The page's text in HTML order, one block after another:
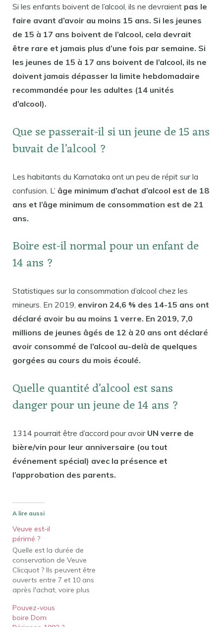
Si les enfants boivent de l’alcool, ils ne devraient pas le
faire avant d’avoir au moins 15 ans. Si les jeunes
de 15 à 17 ans boivent de l’alcool, cela devrait
être rare et jamais plus d’une fois par semaine. Si
les jeunes de 15 à 17 ans boivent de l’alcool, ils ne
doivent jamais dépasser la limite hebdomadaire
recommandée pour les adultes (14 unités
d’alcool).
Que se passerait-il si un jeune de 15 ans
buvait de l’alcool ?
Les habitants du Karnataka ont un peu de répit sur la
confusion. L’ âge minimum d’achat d’alcool est de 18
ans et l’âge minimum de consommation est de 21
ans.
Boire est-il normal pour un enfant de
14 ans ?
Statistiques sur la consommation d’alcool chez les
mineurs. En 2019, environ 24,6 % des 14-15 ans ont
déclaré avoir bu au moins 1 verre. En 2019, 7,0
millions de jeunes âgés de 12 à 20 ans ont déclaré
avoir consommé de l’alcool au-delà de quelques
gorgées au cours du mois écoulé.
Quelle quantité d’alcool est sans
danger pour un jeune de 14 ans ?
1314 pourrait être d’accord pour avoir UN verre de
bière/vin pour leur anniversaire (ou tout
événement spécial) avec la présence et
l’approbation des parents.
A lire aussi
Veuve est-il
périmé ?
Quelle est la durée de
conservation de Veuve
Clicquot ? Ils peuvent être
ouverts entre 7 et 10 ans
après l'achat, voire plus
de champagne que nous
vendons ont été vieillies
Pouvez-vous
boire Dom